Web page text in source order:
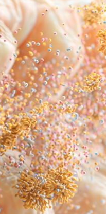
Я согласен наобработку